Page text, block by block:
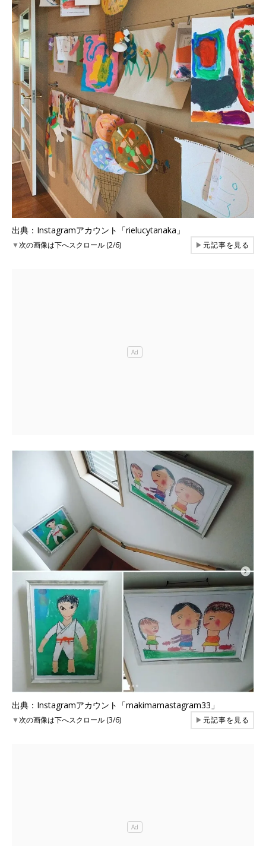
出典：Instagramアカウント「rielucytanaka」
▼次の画像は下へスクロール (2/6) ▶元記事を見る
出典：Instagramアカウント「makimamastagram33」
▼次の画像は下へスクロール (3/6) ▶元記事を見る